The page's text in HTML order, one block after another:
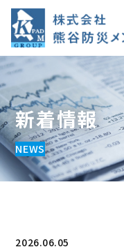
新着情報
NEWS
2026.06.05